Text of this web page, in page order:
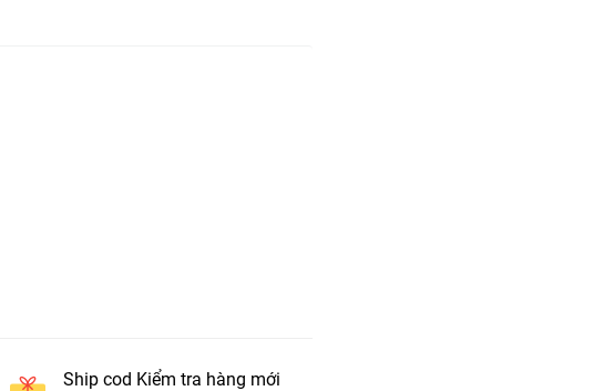
Ship cod Kiểm tra hàng mới